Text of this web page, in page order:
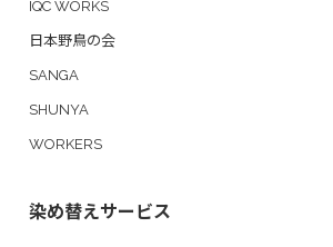
IQC WORKS
日本野鳥の会
SANGA
SHUNYA
WORKERS
染め替えサービス